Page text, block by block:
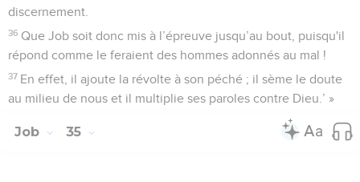
discernement.
36 Que Job soit donc mis à l’épreuve jusqu’au bout, puisqu'il
répond comme le feraient des hommes adonnés au mal !
37 En effet, il ajoute la révolte à son péché ; il sème le doute
au milieu de nous et il multiplie ses paroles contre Dieu.’ »
Job 35